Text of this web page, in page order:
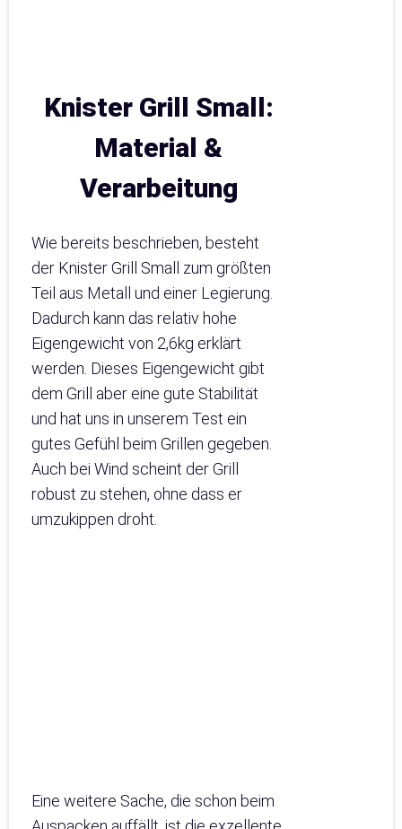
Knister Grill Small:
Material &
Verarbeitung
Wie bereits beschrieben, besteht
der Knister Grill Small zum größten
Teil aus Metall und einer Legierung.
Dadurch kann das relativ hohe
Eigengewicht von 2,6kg erklärt
werden. Dieses Eigengewicht gibt
dem Grill aber eine gute Stabilität
und hat uns in unserem Test ein
gutes Gefühl beim Grillen gegeben.
Auch bei Wind scheint der Grill
robust zu stehen, ohne dass er
umzukippen droht.
Eine weitere Sache, die schon beim